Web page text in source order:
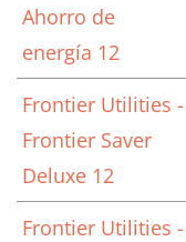
Ahorro de
energía 12
Frontier Utilities -
Frontier Saver
Deluxe 12
Frontier Utilities -